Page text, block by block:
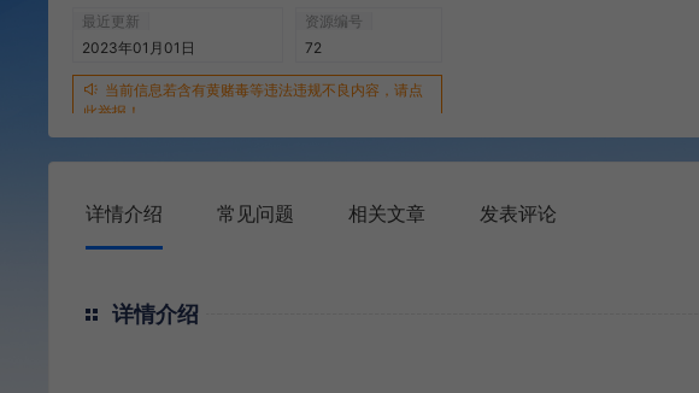
最近更新
2023年01月01日
资源编号
72
当前信息若含有黄赌毒等违法违规不良内容，请点
此举报！
详情介绍 常见问题 相关文章 发表评论
详情介绍